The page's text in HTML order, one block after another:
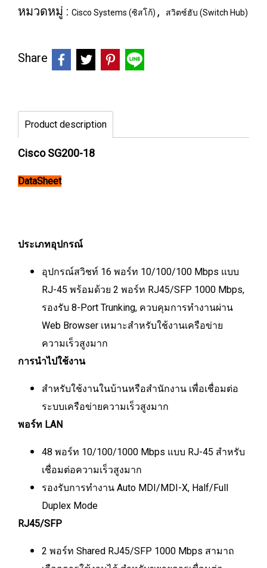
หมวดหมู่ : Cisco Systems (ซิสโก้) , สวิตซ์ฮับ (Switch Hub)
Share
Product description
Cisco SG200-18
DataSheet
ประเภทอุปกรณ์
อุปกรณ์สวิชท์ 16 พอร์ท 10/100/100 Mbps แบบ
RJ-45 พร้อมด้วย 2 พอร์ท RJ45/SFP 1000 Mbps,
รองรับ 8-Port Trunking, ควบคุมการทำงานผ่าน
Web Browser เหมาะสำหรับใช้งานเครือข่าย
ความเร็วสูงมาก
การนำไปใช้งาน
สำหรับใช้งานในบ้านหรือสำนักงาน เพื่อเชื่อมต่อ
ระบบเครือข่ายความเร็วสูงมาก
พอร์ท LAN
48 พอร์ท 10/100/1000 Mbps แบบ RJ-45 สำหรับ
เชื่อมต่อความเร็วสูงมาก
รองรับการทำงาน Auto MDI/MDI-X, Half/Full
Duplex Mode
RJ45/SFP
2 พอร์ท Shared RJ45/SFP 1000 Mbps สามาถ